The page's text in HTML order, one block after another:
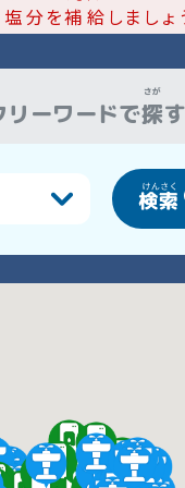
塩分を補給 しましょ
リーワードで探
さが
す